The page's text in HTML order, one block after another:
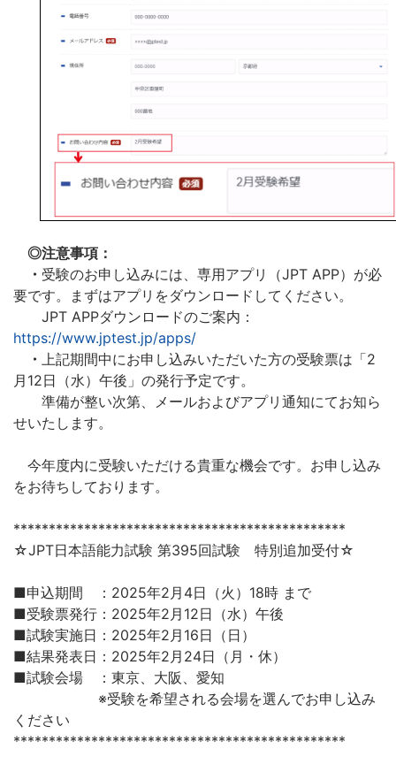
◎注意事項：
・ 受験のお申し込みには、専用アプリ（JPT APP）が必
要です。まずはアプリをダウンロードしてください。
JPT APPダウンロードのご案内：
https://www.jptest.jp/apps/
・ 上記期間中にお申し込みいただいた方の受験票は「2
月12日（水）午後」の発行予定です。
準備が整い次第、メールおよびアプリ通知にてお知ら
せいたします。
今年度内に受験いただける貴重な機会です。お申し込み
をお待ちしております。
***********************************************
☆JPT日本語能力試験 第395回試験 特別追加受付☆
■申込期間 ：2025年2月4日（火）18時 まで
■受験票発行：2025年2月12日（水）午後
■試験実施日：2025年2月16日（日）
■結果発表日：2025年2月24日（月・休）
■試験会場 ：東京、大阪、愛知
※受験を希望される会場を選んでお申し込み
ください
***********************************************